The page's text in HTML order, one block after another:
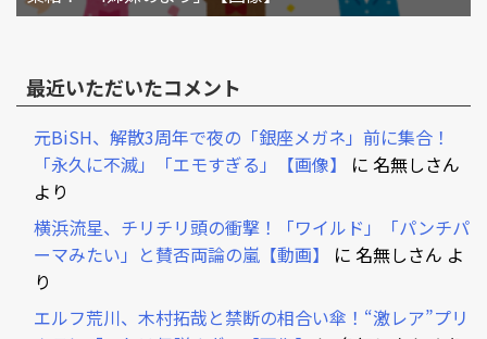
最近いただいたコメント
元BiSH、解散3周年で夜の「銀座メガネ」前に集合！
「永久に不滅」「エモすぎる」【画像】
に 名無しさん
より
横浜流星、チリチリ頭の衝撃！「ワイルド」「パンチパ
ーマみたい」と賛否両論の嵐【動画】
に 名無しさん よ
り
エルフ荒川、木村拓哉と禁断の相合い傘！“激レア”プリ